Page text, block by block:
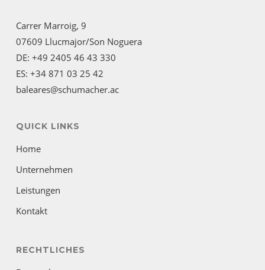
Carrer Marroig, 9
07609 Llucmajor/Son Noguera
DE: +49 2405 46 43 330
ES: +34 871 03 25 42
baleares@schumacher.ac
QUICK LINKS
Home
Unternehmen
Leistungen
Kontakt
RECHTLICHES